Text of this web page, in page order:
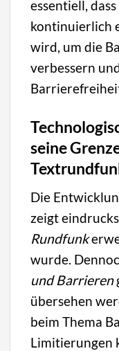
essentiell,
kontinuierlich
wird, um die
verbessern
seine
Die
zeigt
Rundfunk
wurde.
und Barrieren
übersehen
beim Thema
Limitierungen